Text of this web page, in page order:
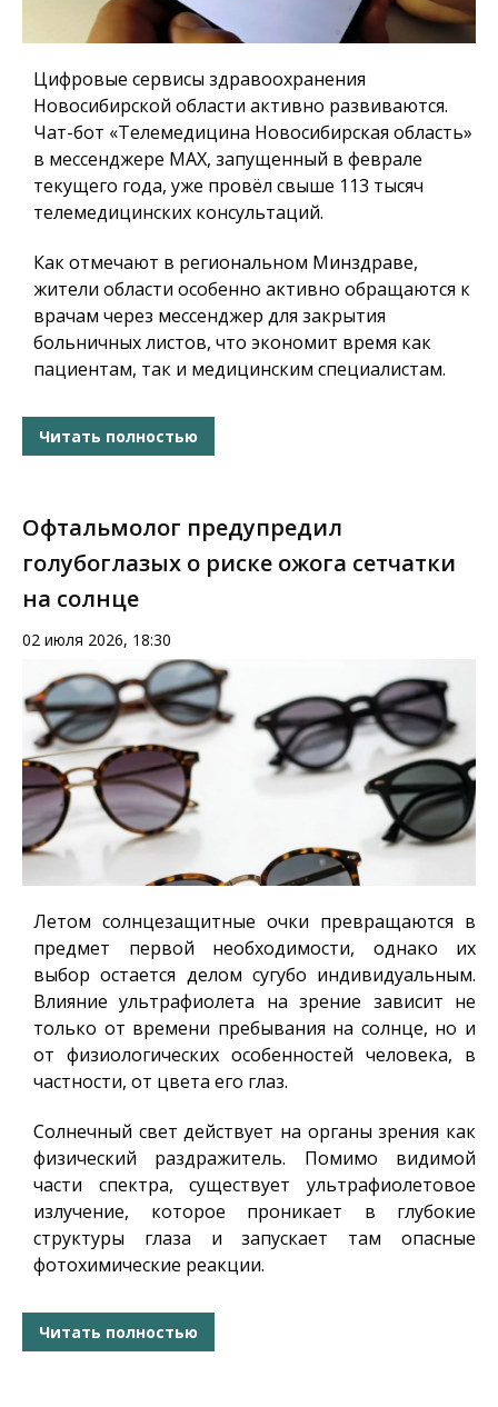
Цифровые сервисы здравоохранения
Новосибирской области активно развиваются.
Чат-бот «Телемедицина Новосибирская область»
в мессенджере MAX, запущенный в феврале
текущего года, уже провёл свыше 113 тысяч
телемедицинских консультаций.
Как отмечают в региональном Минздраве,
жители области особенно активно обращаются к
врачам через мессенджер для закрытия
больничных листов, что экономит время как
пациентам, так и медицинским специалистам.
Читать полностью
Офтальмолог предупредил
голубоглазых о риске ожога сетчатки
на солнце
02 июля 2026, 18:30
Летом солнцезащитные очки превращаются в
предмет первой необходимости, однако их
выбор остается делом сугубо индивидуальным.
Влияние ультрафиолета на зрение зависит не
только от времени пребывания на солнце, но и
от физиологических особенностей человека, в
частности, от цвета его глаз.
Солнечный свет действует на органы зрения как
физический раздражитель. Помимо видимой
части спектра, существует ультрафиолетовое
излучение, которое проникает в глубокие
структуры глаза и запускает там опасные
фотохимические реакции.
Читать полностью